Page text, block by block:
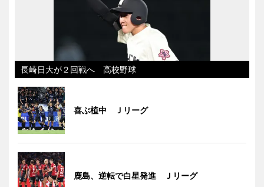
長崎日大が２回戦へ 高校野球
喜ぶ植中 Ｊリーグ
鹿島、逆転で白星発進 Ｊリーグ